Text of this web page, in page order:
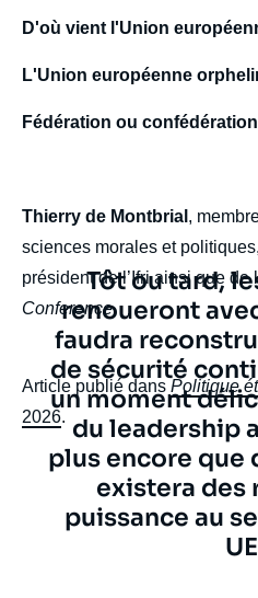
D'où vient l'Union
L'Union européenne
Fédération ou
Thierry de Montbrial ,
sciences morales et
président de l’Ifri ainsi que de
Conference.
Article publié dans Politique
2026.
Texte
citation
Tôt ou tard,
renoueront
faudra
de sécurité
un moment
du leadership
plus encore que
existera des
puissance au
Thierry de